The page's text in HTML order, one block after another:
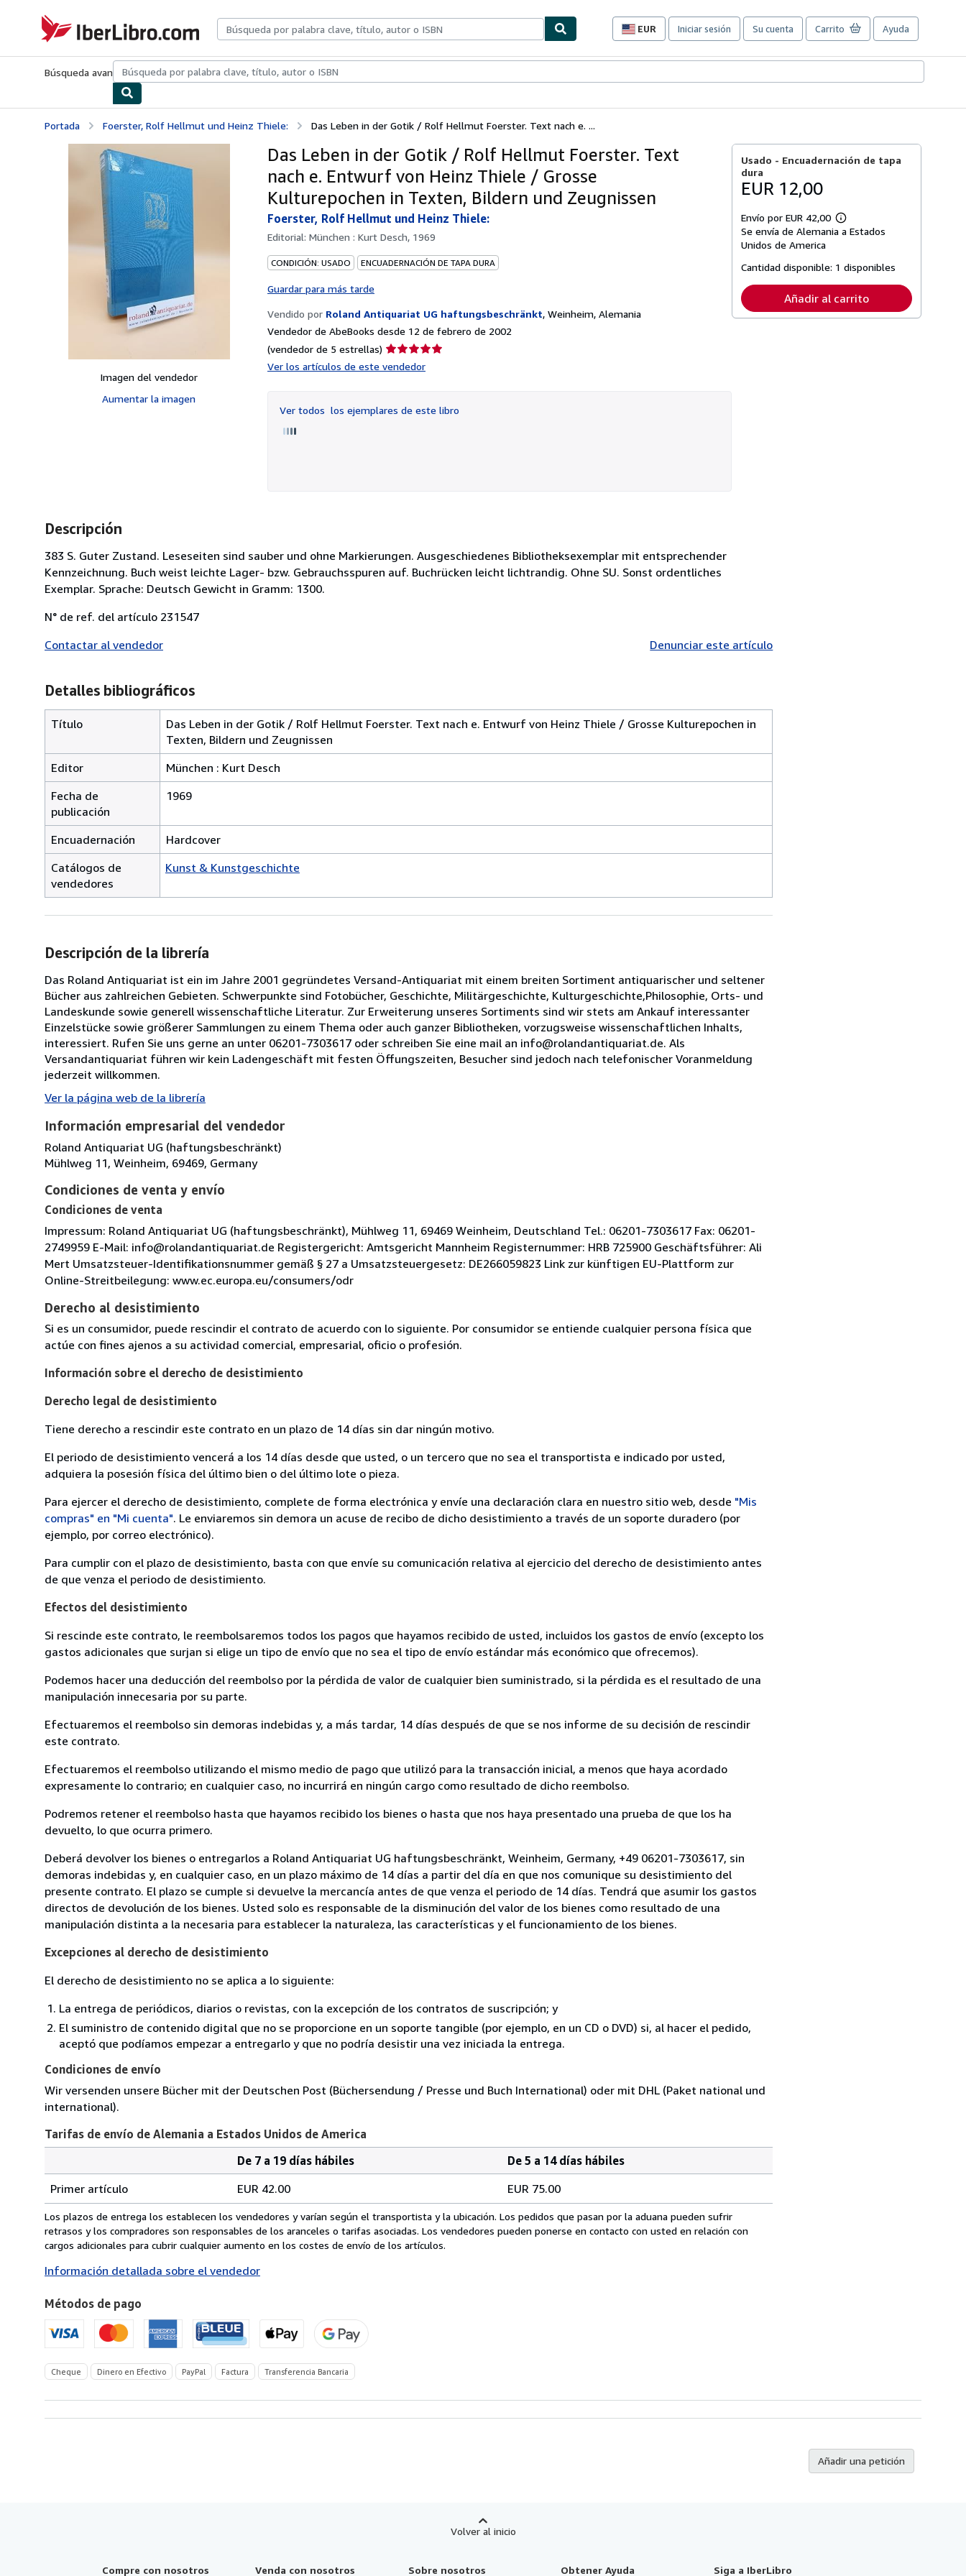
IberLibro.com
EUR
Preferencias
compra
sitio.
Iniciar sesión Su cuenta Carrito Ayuda
Búsqueda avanzadaColecciones Libros antiguosArte y coleccionismo
Portada Foerster, Rolf Hellmut und Heinz Thiele: Das Leben in der Gotik / Rolf Hellmut Foerster. Text nach e. ...
Imagen del vendedor
Aumentar la imagen
Das Leben in der Gotik / Rolf Hellmut Foerster. Text
nach e. Entwurf von Heinz Thiele / Grosse
Kulturepochen in Texten, Bildern und Zeugnissen
Foerster, Rolf Hellmut und Heinz Thiele:
Editorial: München : Kurt Desch, 1969
CONDICIÓN: USADO ENCUADERNACIÓN DE TAPA DURA
Guardar para más tarde
Vendido por Roland Antiquariat UG haftungsbeschränkt, Weinheim, Alemania
Vendedor de AbeBooks desde 12 de febrero de 2002
(vendedor de 5 estrellas) Calificación
Ver los artículos de este vendedor
Ver todos los ejemplares de este libro
Usado - Encuadernación de tapa
dura
EUR 12,00
Envío por EUR 42,00
Más
información
tarifas
envío
Se envía de Alemania a Estados
Unidos de America
Cantidad disponible: 1 disponibles
Añadir al carrito
Descripción
383 S. Guter Zustand. Leseseiten sind sauber und ohne Markierungen. Ausgeschiedenes Bibliotheksexemplar mit entsprechender
Kennzeichnung. Buch weist leichte Lager- bzw. Gebrauchsspuren auf. Buchrücken leicht lichtrandig. Ohne SU. Sonst ordentliches
Exemplar. Sprache: Deutsch Gewicht in Gramm: 1300.
N° de ref. del artículo 231547
Contactar al vendedor
Denunciar este artículo
Detalles bibliográficos
Título
Das Leben in der Gotik / Rolf Hellmut Foerster. Text nach e. Entwurf von Heinz Thiele / Grosse Kulturepochen in
Texten, Bildern und Zeugnissen
Editor
München : Kurt Desch
Fecha de
publicación
1969
Encuadernación
Hardcover
Catálogos de
vendedores
Kunst & Kunstgeschichte
Descripción de la librería
Das Roland Antiquariat ist ein im Jahre 2001 gegründetes Versand-Antiquariat mit einem breiten Sortiment antiquarischer und seltener
Bücher aus zahlreichen Gebieten. Schwerpunkte sind Fotobücher, Geschichte, Militärgeschichte, Kulturgeschichte,Philosophie, Orts- und
Landeskunde sowie generell wissenschaftliche Literatur. Zur Erweiterung unseres Sortiments sind wir stets am Ankauf interessanter
Einzelstücke sowie größerer Sammlungen zu einem Thema oder auch ganzer Bibliotheken, vorzugsweise wissenschaftlichen Inhalts,
interessiert. Rufen Sie uns gerne an unter 06201-7303617 oder schreiben Sie eine mail an info@rolandantiquariat.de. Als
Versandantiquariat führen wir kein Ladengeschäft mit festen Öffungszeiten, Besucher sind jedoch nach telefonischer Voranmeldung
jederzeit willkommen.
Ver la página web de la librería
Información empresarial del vendedor
Roland Antiquariat UG (haftungsbeschränkt)
Mühlweg 11, Weinheim, 69469, Germany
Condiciones de venta y envío
Condiciones de venta
Impressum: Roland Antiquariat UG (haftungsbeschränkt), Mühlweg 11, 69469 Weinheim, Deutschland Tel.: 06201-7303617 Fax: 06201-
2749959 E-Mail: info@rolandantiquariat.de Registergericht: Amtsgericht Mannheim Registernummer: HRB 725900 Geschäftsführer: Ali
Mert Umsatzsteuer-Identifikationsnummer gemäß § 27 a Umsatzsteuergesetz: DE266059823 Link zur künftigen EU-Plattform zur
Online-Streitbeilegung: www.ec.europa.eu/consumers/odr
Derecho al desistimiento
Si es un consumidor, puede rescindir el contrato de acuerdo con lo siguiente. Por consumidor se entiende cualquier persona física que
actúe con fines ajenos a su actividad comercial, empresarial, oficio o profesión.
Información sobre el derecho de desistimiento
Derecho legal de desistimiento
Tiene derecho a rescindir este contrato en un plazo de 14 días sin dar ningún motivo.
El periodo de desistimiento vencerá a los 14 días desde que usted, o un tercero que no sea el transportista e indicado por usted,
adquiera la posesión física del último bien o del último lote o pieza.
Para ejercer el derecho de desistimiento, complete de forma electrónica y envíe una declaración clara en nuestro sitio web, desde "Mis
compras" en "Mi cuenta". Le enviaremos sin demora un acuse de recibo de dicho desistimiento a través de un soporte duradero (por
ejemplo, por correo electrónico).
Para cumplir con el plazo de desistimiento, basta con que envíe su comunicación relativa al ejercicio del derecho de desistimiento antes
de que venza el periodo de desistimiento.
Efectos del desistimiento
Si rescinde este contrato, le reembolsaremos todos los pagos que hayamos recibido de usted, incluidos los gastos de envío (excepto los
gastos adicionales que surjan si elige un tipo de envío que no sea el tipo de envío estándar más económico que ofrecemos).
Podemos hacer una deducción del reembolso por la pérdida de valor de cualquier bien suministrado, si la pérdida es el resultado de una
manipulación innecesaria por su parte.
Efectuaremos el reembolso sin demoras indebidas y, a más tardar, 14 días después de que se nos informe de su decisión de rescindir
este contrato.
Efectuaremos el reembolso utilizando el mismo medio de pago que utilizó para la transacción inicial, a menos que haya acordado
expresamente lo contrario; en cualquier caso, no incurrirá en ningún cargo como resultado de dicho reembolso.
Podremos retener el reembolso hasta que hayamos recibido los bienes o hasta que nos haya presentado una prueba de que los ha
devuelto, lo que ocurra primero.
Deberá devolver los bienes o entregarlos a Roland Antiquariat UG haftungsbeschränkt, Weinheim, Germany, +49 06201-7303617, sin
demoras indebidas y, en cualquier caso, en un plazo máximo de 14 días a partir del día en que nos comunique su desistimiento del
presente contrato. El plazo se cumple si devuelve la mercancía antes de que venza el periodo de 14 días. Tendrá que asumir los gastos
directos de devolución de los bienes. Usted solo es responsable de la disminución del valor de los bienes como resultado de una
manipulación distinta a la necesaria para establecer la naturaleza, las características y el funcionamiento de los bienes.
Excepciones al derecho de desistimiento
El derecho de desistimiento no se aplica a lo siguiente:
La entrega de periódicos, diarios o revistas, con la excepción de los contratos de suscripción; y
El suministro de contenido digital que no se proporcione en un soporte tangible (por ejemplo, en un CD o DVD) si, al hacer el pedido,
aceptó que podíamos empezar a entregarlo y que no podría desistir una vez iniciada la entrega.
Condiciones de envío
Wir versenden unsere Bücher mit der Deutschen Post (Büchersendung / Presse und Buch International) oder mit DHL (Paket national und
international).
Tarifas de envío de Alemania a Estados Unidos de America
de
envío
de
Alemania
Estados
de
America
pedido
De 7 a 19 días hábiles
De 5 a 14 días hábiles
Primer artículo
EUR 42.00 EUR 75.00
Los plazos de entrega los establecen los vendedores y varían según el transportista y la ubicación. Los pedidos que pasan por la aduana pueden sufrir
retrasos y los compradores son responsables de los aranceles o tarifas asociadas. Los vendedores pueden ponerse en contacto con usted en relación con
cargos adicionales para cubrir cualquier aumento en los costes de envío de los artículos.
Información detallada sobre el vendedor
Métodos de pago
Cheque Dinero en Efectivo PayPal Factura Transferencia Bancaria
Añadir una petición
Volver al inicio
Compre con nosotros Venda con nosotros Sobre nosotros Obtener Ayuda Siga a IberLibro